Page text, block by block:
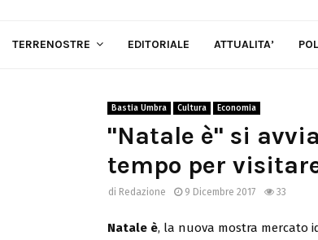
TERRENOSTRE EDITORIALE ATTUALITA’
Bastia Umbra Cultura Economia
"Natale è" si
tempo per
di Redazione 9 Dicembre 2017 33
Natale è, la nuova mostra mercato